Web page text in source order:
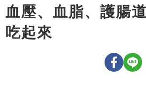
血壓、血脂、護腸
吃起來